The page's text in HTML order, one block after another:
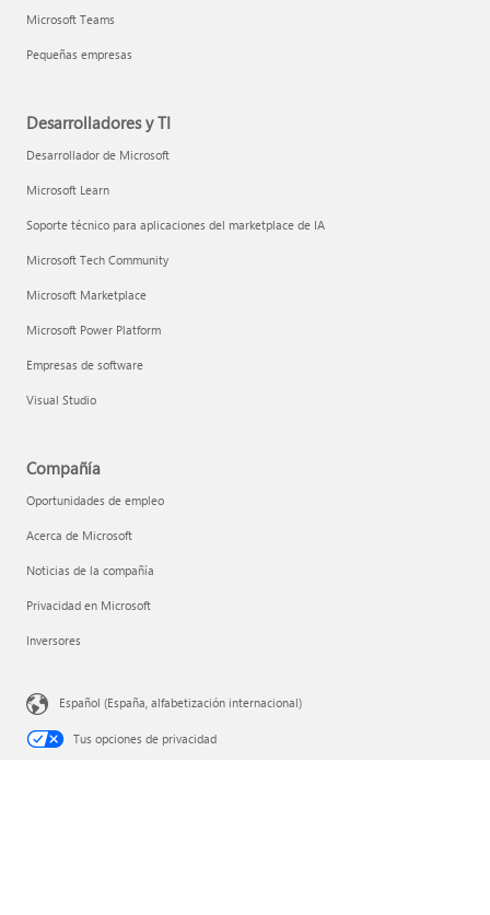
Microsoft Teams
Pequeñas empresas
Desarrolladores y TI
Desarrollador de Microsoft
Microsoft Learn
Soporte técnico para aplicaciones del marketplace de IA
Microsoft Tech Community
Microsoft Marketplace
Microsoft Power Platform
Empresas de software
Visual Studio
Compañía
Oportunidades de empleo
Acerca de Microsoft
Noticias de la compañía
Privacidad en Microsoft
Inversores
Español (España, alfabetización internacional)
Tus opciones de privacidad